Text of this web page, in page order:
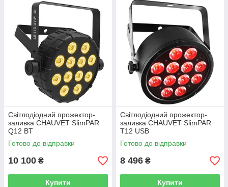
Світлодіодний прожектор-
заливка CHAUVET SlimPAR
Q12 BT
Готово до відправки
10 100 ₴
Купити
Світлодіодний прожектор-
заливка CHAUVET SlimPAR
T12 USB
Готово до відправки
8 496 ₴
Купити